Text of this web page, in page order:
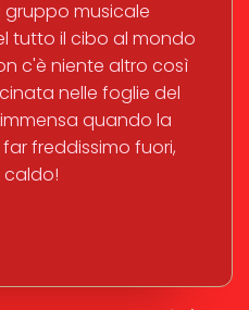
gruppo musicale
tutto il cibo al mondo
c'è niente altro così
nelle foglie del
quando la
freddissimo fuori,
caldo!